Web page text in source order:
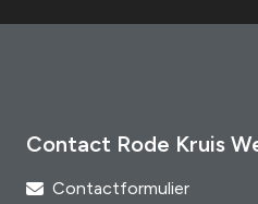
Contact Rode Kruis
Contactformulier